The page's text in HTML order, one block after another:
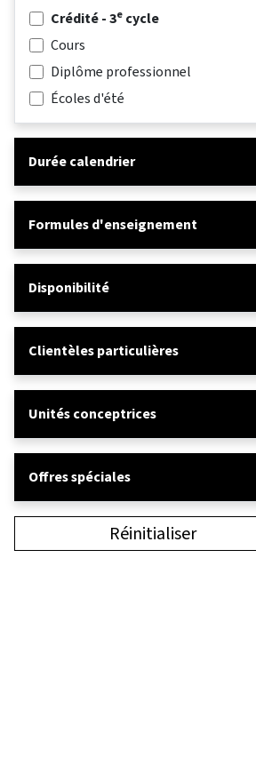
Crédité - 3e cycle
Cours
Diplôme professionnel
Écoles d'été
Durée calendrier
Formules d'enseignement
Disponibilité
Clientèles particulières
Unités conceptrices
Offres spéciales
Réinitialiser